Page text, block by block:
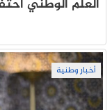
العلم الوطني احتفاءً بالذكرى
أخبار وطنية